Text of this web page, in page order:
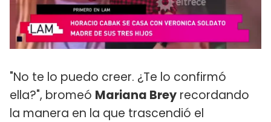
"No te lo puedo creer. ¿Te lo confirmó
ella?", bromeó Mariana Brey recordando
la manera en la que trascendió el